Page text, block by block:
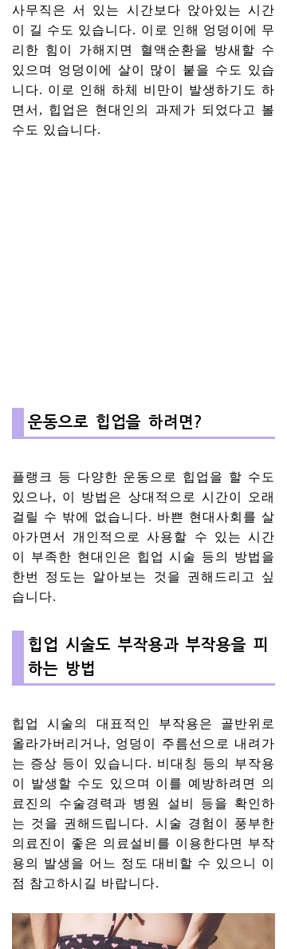
사무직은 서 있는 시간보다 앉아있는 시간
이 길 수도 있습니다. 이로 인해 엉덩이에 무
리한 힘이 가해지면 혈액순환을 방새할 수
있으며 엉덩이에 살이 많이 붙을 수도 있습
니다. 이로 인해 하체 비만이 발생하기도 하
면서, 힙업은 현대인의 과제가 되었다고 볼
수도 있습니다.
운동으로 힙업을 하려면?
플랭크 등 다양한 운동으로 힙업을 할 수도
있으나, 이 방법은 상대적으로 시간이 오래
걸릴 수 밖에 없습니다. 바쁜 현대사회를 살
아가면서 개인적으로 사용할 수 있는 시간
이 부족한 현대인은 힙업 시술 등의 방법을
한번 정도는 알아보는 것을 권해드리고 싶
습니다.
힙업 시술도 부작용과 부작용을 피
하는 방법
힙업 시술의 대표적인 부작용은 골반위로
올라가버리거나, 엉덩이 주름선으로 내려가
는 증상 등이 있습니다. 비대칭 등의 부작용
이 발생할 수도 있으며 이를 예방하려면 의
료진의 수술경력과 병원 설비 등을 확인하
는 것을 권해드립니다. 시술 경험이 풍부한
의료진이 좋은 의료설비를 이용한다면 부작
용의 발생을 어느 정도 대비할 수 있으니 이
점 참고하시길 바랍니다.